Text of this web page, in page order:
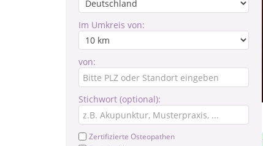
Im Umkreis von:
von:
Stichwort (optional):
Zertifizierte Osteopathen